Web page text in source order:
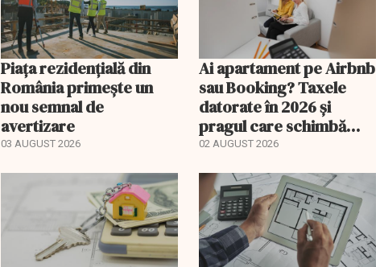
Piața rezidențială din
România primește un
nou semnal de
avertizare
03 AUGUST 2026
Ai apartament pe Airbnb
sau Booking? Taxele
datorate în 2026 și
pragul care schimbă
regimul fiscal
02 AUGUST 2026